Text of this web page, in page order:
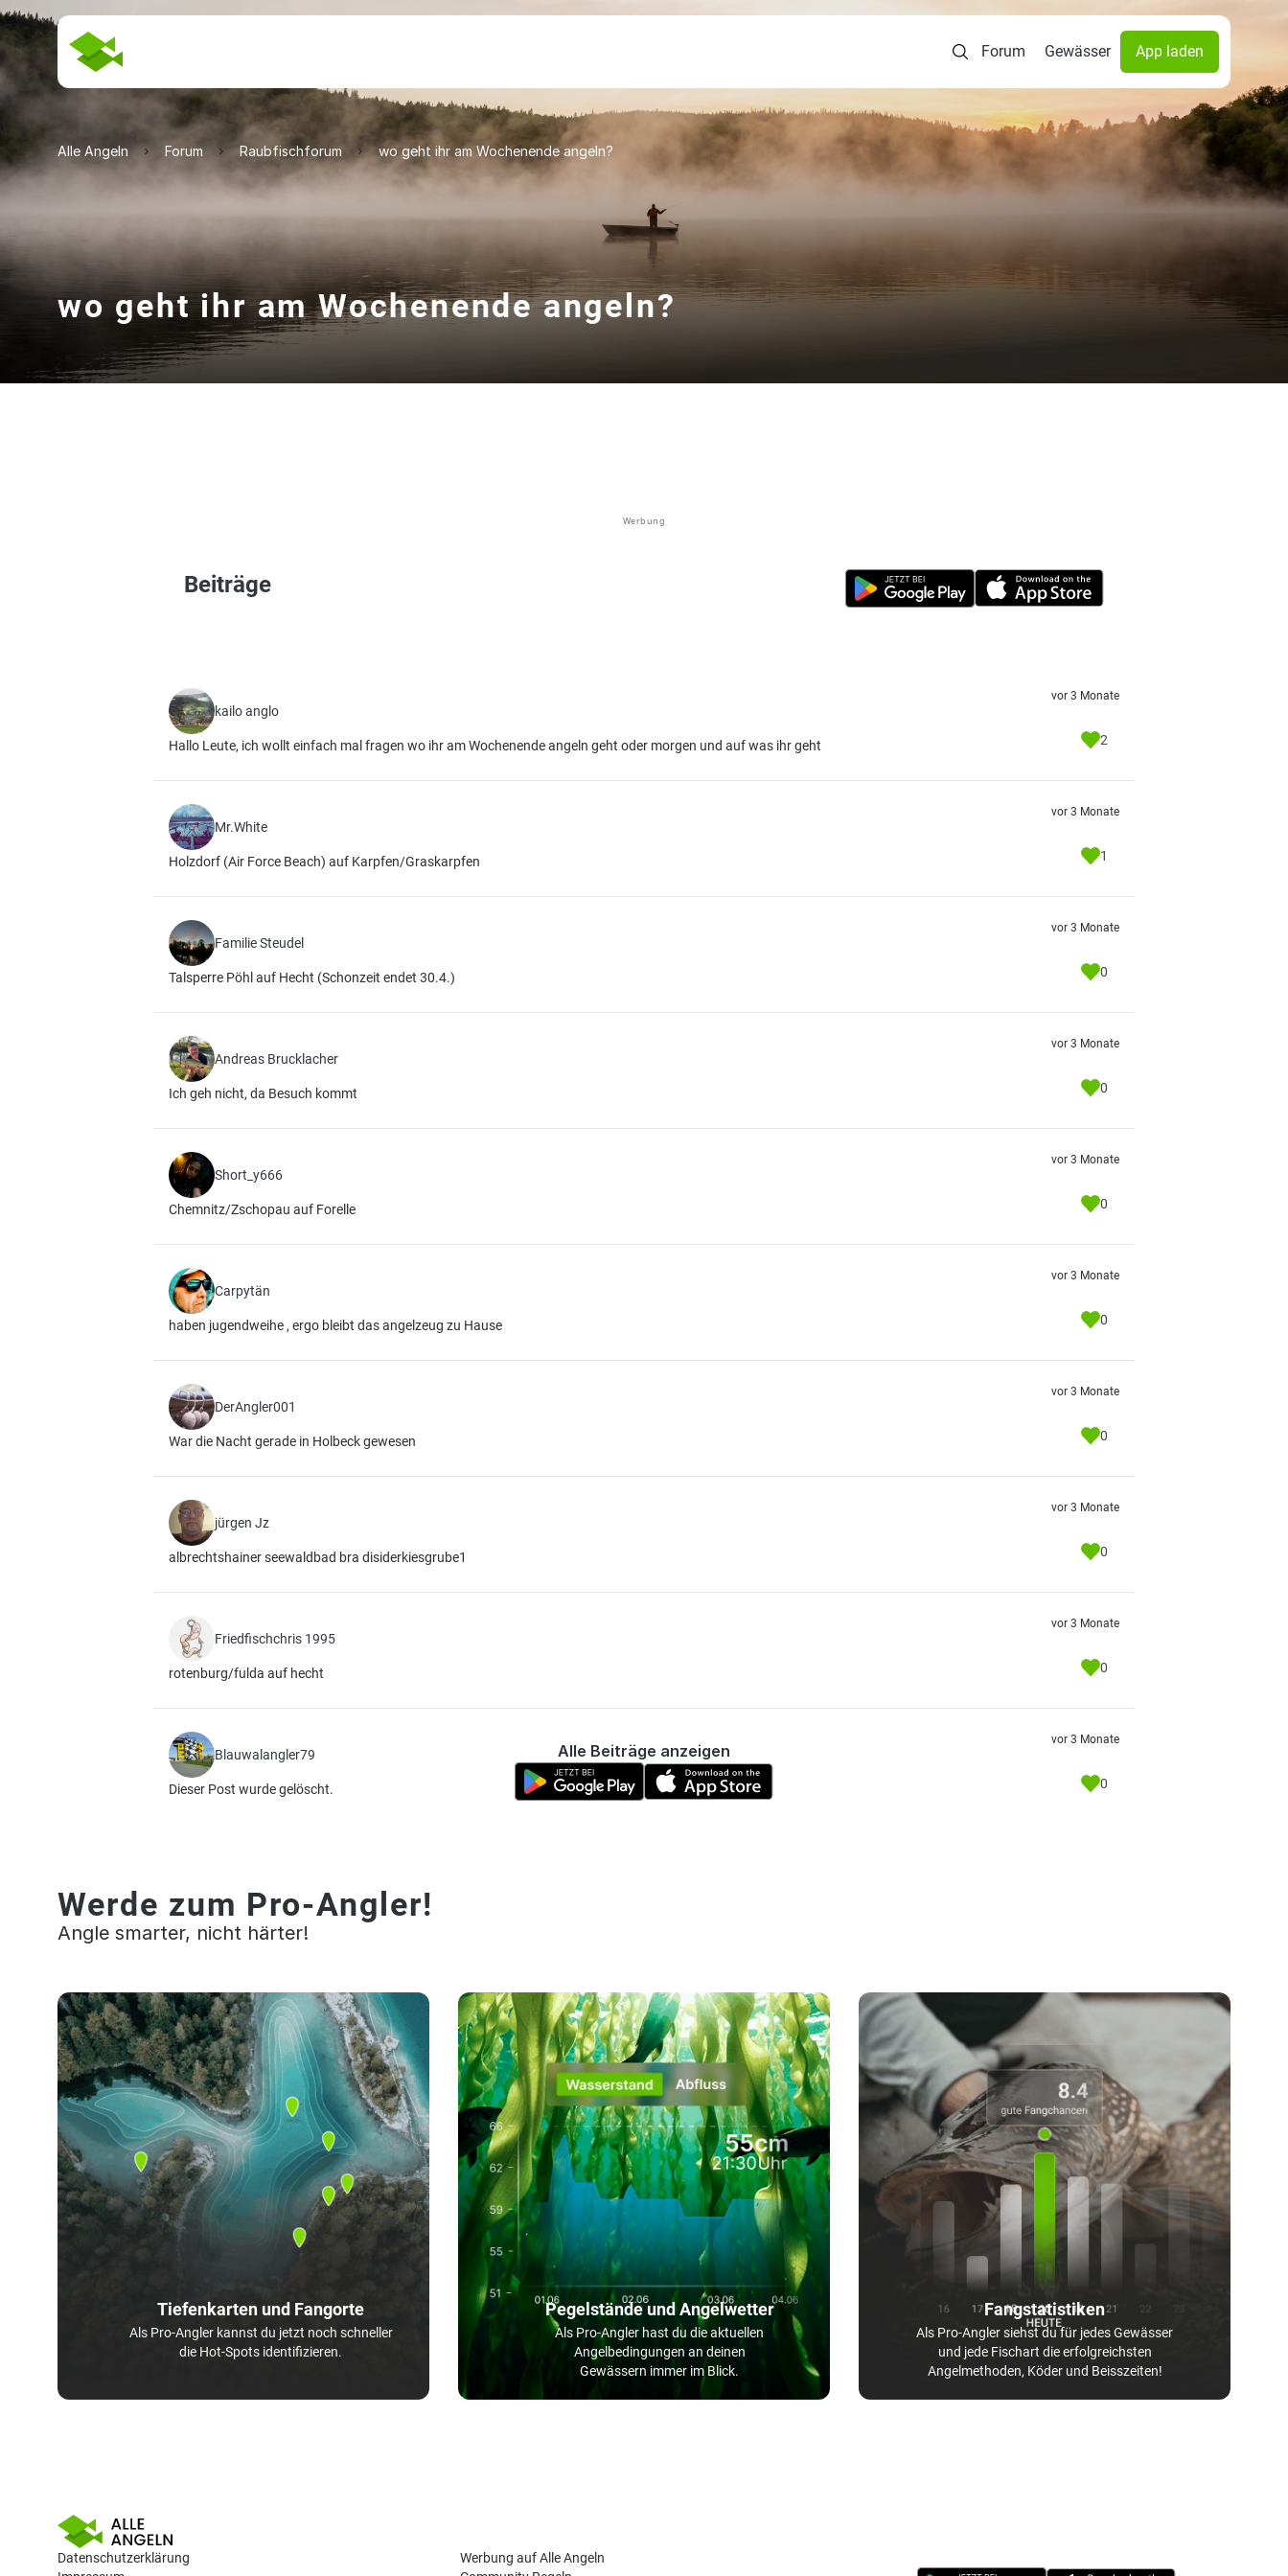
Forum Gewässer App laden
Alle Angeln Forum Raubfischforum wo geht ihr am Wochenende angeln?
wo geht ihr am Wochenende angeln?
Werbung
Beiträge
kailo anglo
Hallo Leute, ich wollt einfach mal fragen wo ihr am Wochenende angeln geht oder morgen und auf was ihr geht
vor 3 Monate
2
Mr.White
Holzdorf (Air Force Beach) auf Karpfen/Graskarpfen
vor 3 Monate
1
Familie Steudel
Talsperre Pöhl auf Hecht (Schonzeit endet 30.4.)
vor 3 Monate
0
Andreas Brucklacher
Ich geh nicht, da Besuch kommt
vor 3 Monate
0
Short_y666
Chemnitz/Zschopau auf Forelle
vor 3 Monate
0
Carpytän
haben jugendweihe , ergo bleibt das angelzeug zu Hause
vor 3 Monate
0
DerAngler001
War die Nacht gerade in Holbeck gewesen
vor 3 Monate
0
jürgen Jz
albrechtshainer seewaldbad bra disiderkiesgrube1
vor 3 Monate
0
Friedfischchris 1995
rotenburg/fulda auf hecht
vor 3 Monate
0
Blauwalangler79
Dieser Post wurde gelöscht.
vor 3 Monate
0
Alle Beiträge anzeigen
Werde zum Pro-Angler!
Angle smarter, nicht härter!
Tiefenkarten und Fangorte
Als Pro-Angler kannst du jetzt noch schneller
die Hot-Spots identifizieren.
Pegelstände und Angelwetter
Als Pro-Angler hast du die aktuellen
Angelbedingungen an deinen
Gewässern immer im Blick.
Fangstatistiken
Als Pro-Angler siehst du für jedes Gewässer
und jede Fischart die erfolgreichsten
Angelmethoden, Köder und Beisszeiten!
Datenschutzerklärung
Werbung auf Alle Angeln